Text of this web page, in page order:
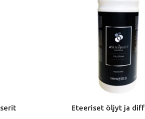
Eteeriset öljyt ja